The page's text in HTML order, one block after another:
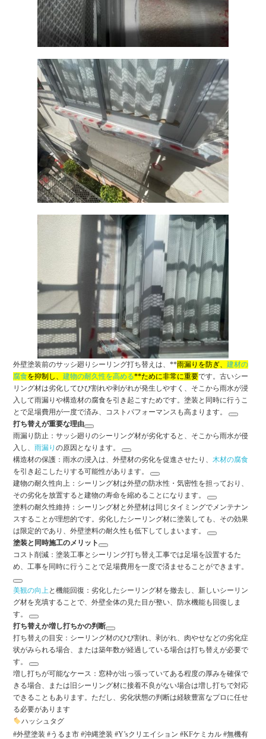
外壁塗装前のサッシ廻りシーリング打ち替えは、**雨漏りを防ぎ、建材の
腐食を抑制し、建物の耐久性を高める**ために非常に重要です。古いシー
リング材は劣化してひび割れや剥がれが発生しやすく、そこから雨水が浸
入して雨漏りや構造材の腐食を引き起こすためです。塗装と同時に行うこ
とで足場費用が一度で済み、コストパフォーマンスも高まります。
打ち替えが重要な理由
雨漏り防止 ：サッシ廻りのシーリング材が劣化すると、そこから雨水が侵
入し、雨漏りの原因となります。
構造材の保護 ：雨水の浸入は、外壁材の劣化を促進させたり、木材の腐食
を引き起こしたりする可能性があります。
建物の耐久性向上 ：シーリング材は外壁の防水性・気密性を担っており、
その劣化を放置すると建物の寿命を縮めることになります。
塗料の耐久性維持 ：シーリング材と外壁材は同じタイミングでメンテナン
スすることが理想的です。劣化したシーリング材に塗装しても、その効果
は限定的であり、外壁塗料の耐久性も低下してしまいます。
塗装と同時施工のメリット
コスト削減 ：塗装工事とシーリング打ち替え工事では足場を設置するた
め、工事を同時に行うことで足場費用を一度で済ませることができます。
美観の向上と機能回復 ：劣化したシーリング材を撤去し、新しいシーリン
グ材を充填することで、外壁全体の見た目が整い、防水機能も回復しま
す。
打ち替えか増し打ちかの判断
打ち替えの目安 ：シーリング材のひび割れ、剥がれ、肉やせなどの劣化症
状がみられる場合、または築年数が経過している場合は打ち替えが必要で
す。
増し打ちが可能なケース ：窓枠が出っ張っていてある程度の厚みを確保で
きる場合、または旧シーリング材に接着不良がない場合は増し打ちで対応
できることもあります。ただし、劣化状態の判断は経験豊富なプロに任せ
る必要があります
ハッシュタグ
#外壁塗装 #うるま市 #沖縄塗装 #Y’sクリエイション #KFケミカル #無機有